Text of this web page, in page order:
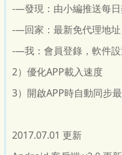
-—發現：由小編推送每
-—回家：最新免代理地
-—我：會員登錄，軟件
2）優化APP載入速度
3）開啟APP時自動同步
2017.07.01 更新